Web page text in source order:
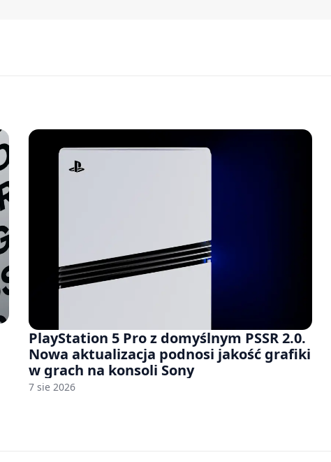
PlayStation 5 Pro z domyślnym PSSR 2.0.
Nowa aktualizacja podnosi jakość grafiki
w grach na konsoli Sony
7 sie 2026